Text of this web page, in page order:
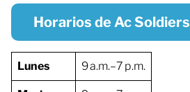
Horarios de Ac Soldiers
Lunes 9 a.m.–7 p.m.